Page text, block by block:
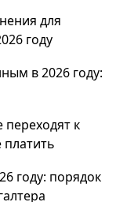
для
году
в 2026 году:
к
году: порядок